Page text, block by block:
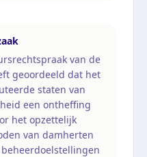
van de
geoordeeld dat het
staten van
een ontheffing
het opzettelijk
van damherten